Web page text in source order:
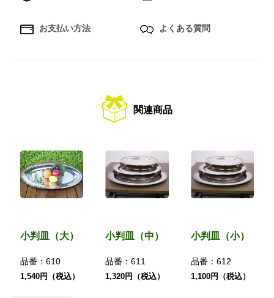
お支払い方法 よくある質問
関連商品
小判皿（大）
品番： 610
1,540円（税込）
小判皿（中）
品番：611
1,320円（税込）
小判皿（小）
品番：612
1,100円（税込）